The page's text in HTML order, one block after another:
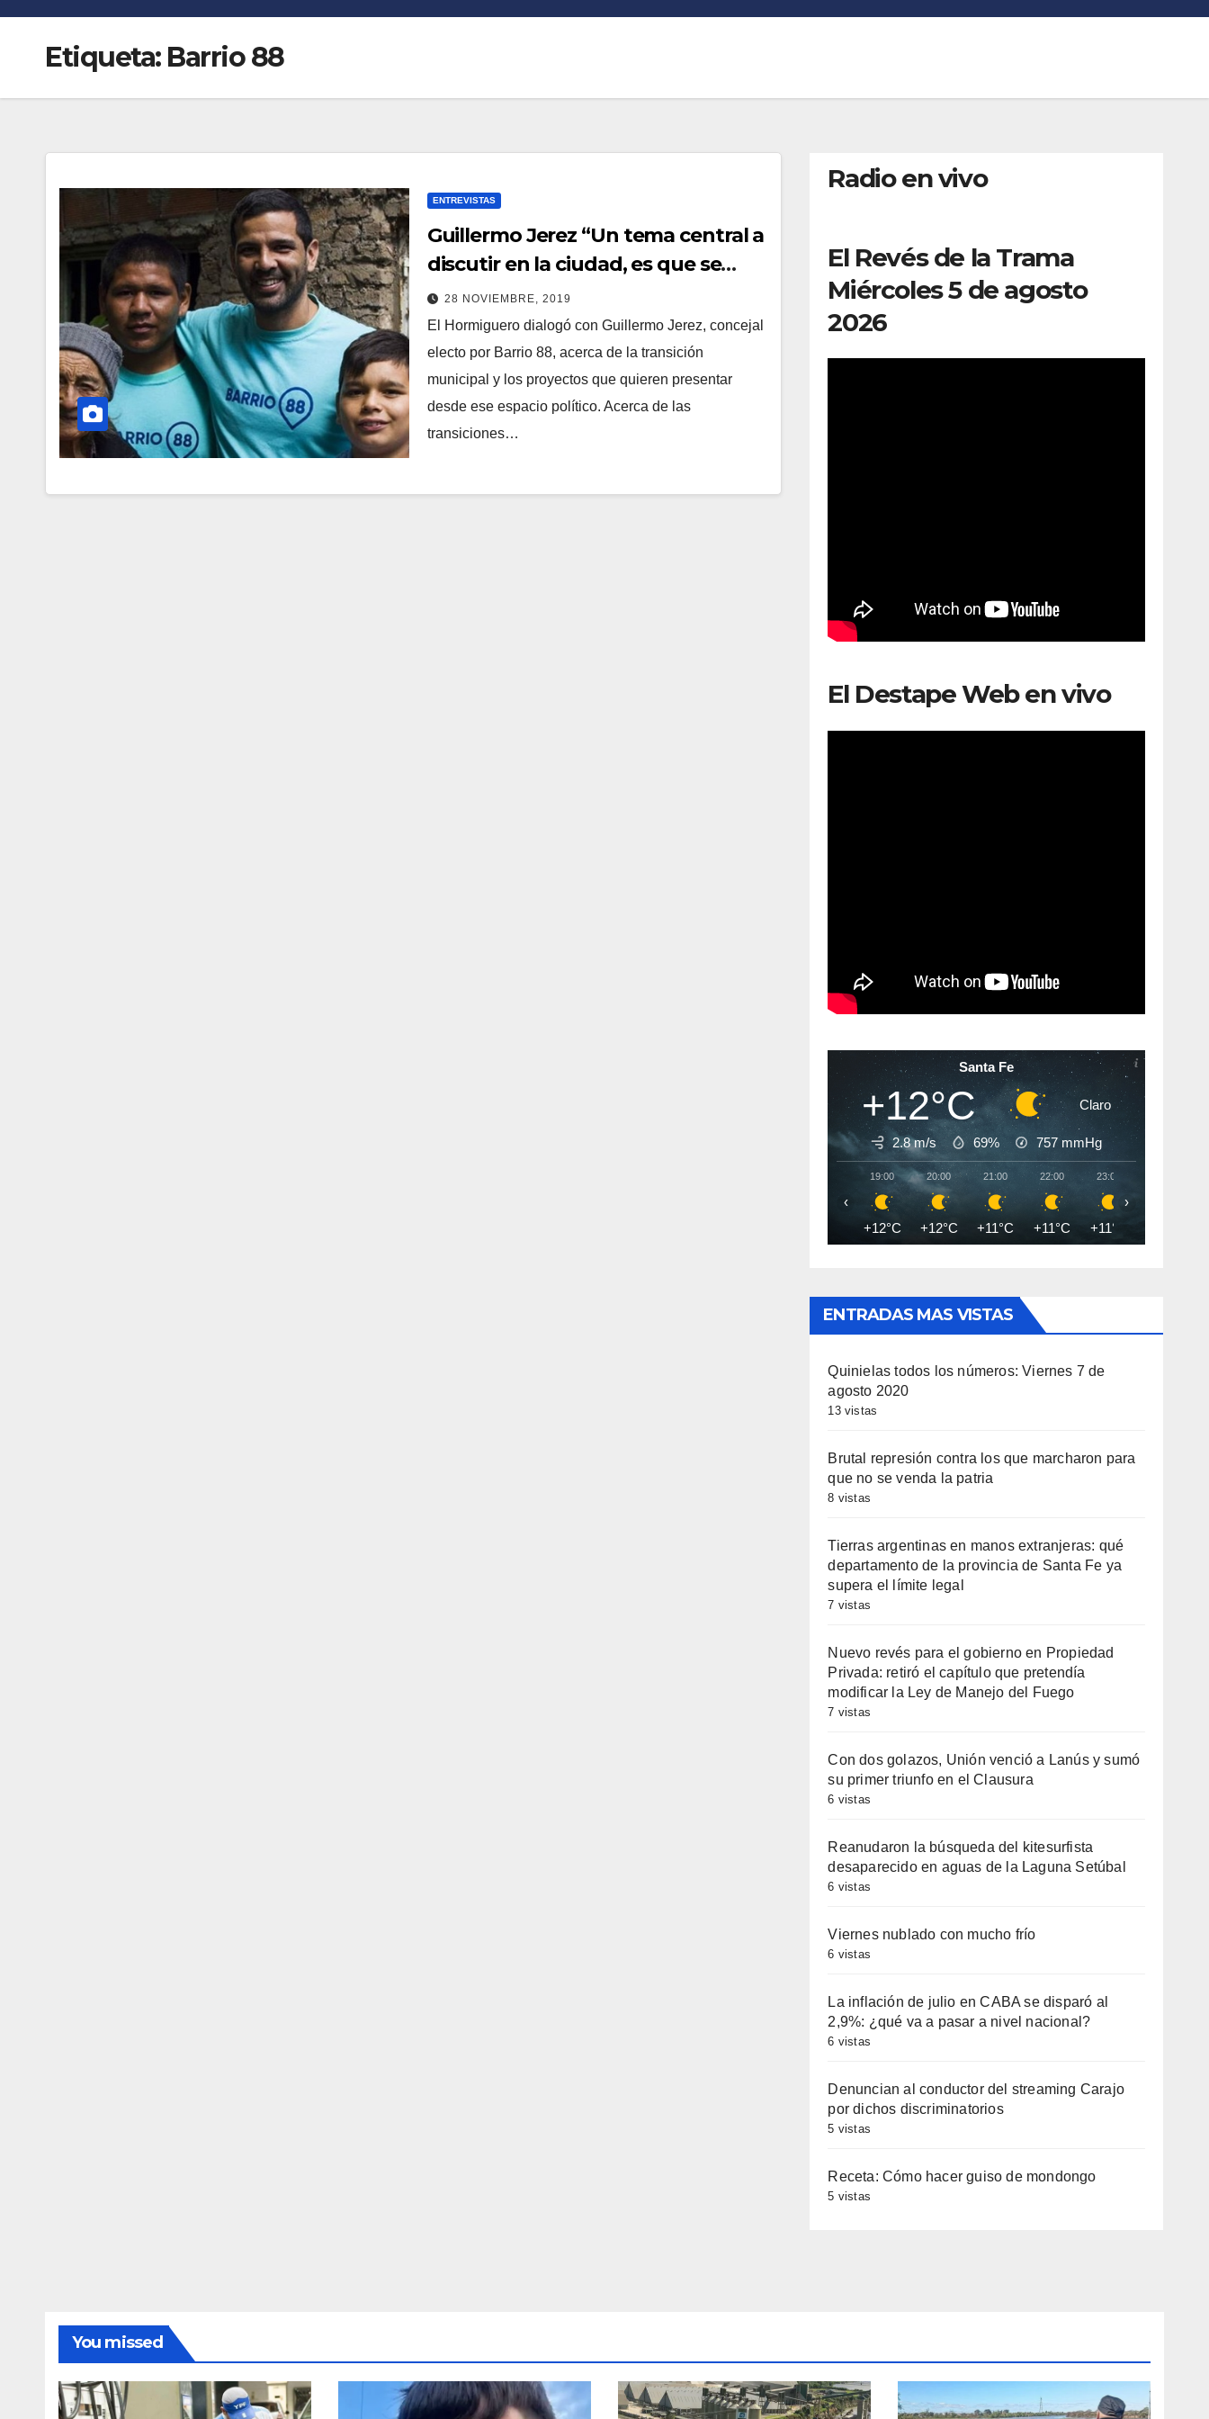
Etiqueta: Barrio 88
ENTREVISTAS
Guillermo Jerez “Un tema central a
discutir en la ciudad, es que se
hace con la basura”
28 NOVIEMBRE, 2019
El Hormiguero dialogó con Guillermo Jerez, concejal
electo por Barrio 88, acerca de la transición
municipal y los proyectos que quieren presentar
desde ese espacio político. Acerca de las
transiciones…
Radio en vivo
El Revés de la Trama
Miércoles 5 de agosto
2026
El Destape Web en vivo
Santa Fe
+12°C Claro
2.8 m/s 69% 757 mmHg
19:00
+12°C
20:00
+12°C
21:00
+11°C
22:00
+11°C
23:00
+11°C
‹ ›
ENTRADAS MAS VISTAS
Quinielas todos los números: Viernes 7 de
agosto 2020
13 vistas
Brutal represión contra los que marcharon para
que no se venda la patria
8 vistas
Tierras argentinas en manos extranjeras: qué
departamento de la provincia de Santa Fe ya
supera el límite legal
7 vistas
Nuevo revés para el gobierno en Propiedad
Privada: retiró el capítulo que pretendía
modificar la Ley de Manejo del Fuego
7 vistas
Con dos golazos, Unión venció a Lanús y sumó
su primer triunfo en el Clausura
6 vistas
Reanudaron la búsqueda del kitesurfista
desaparecido en aguas de la Laguna Setúbal
6 vistas
Viernes nublado con mucho frío
6 vistas
La inflación de julio en CABA se disparó al
2,9%: ¿qué va a pasar a nivel nacional?
6 vistas
Denuncian al conductor del streaming Carajo
por dichos discriminatorios
5 vistas
Receta: Cómo hacer guiso de mondongo
5 vistas
You missed
n